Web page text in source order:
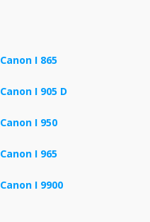
Canon I 865
Canon I 905 D
Canon I 950
Canon I 965
Canon I 9900